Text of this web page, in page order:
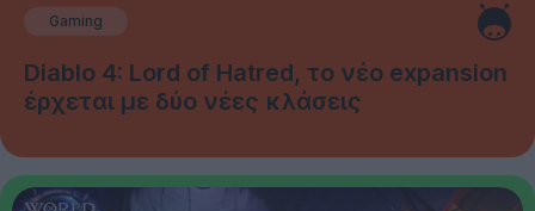
Gaming
Diablo 4: Lord of Hatred, το νέο expansion
έρχεται με δύο νέες κλάσεις